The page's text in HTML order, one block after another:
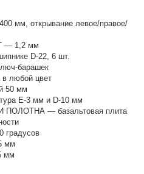
мм, открывание левое/правое/
— 1,2 мм
D-22, 6 шт.
барашек
любой цвет​​​​​​​
50 мм
Е-3 мм и D-10 мм
— базальтовая плита
мм
мм